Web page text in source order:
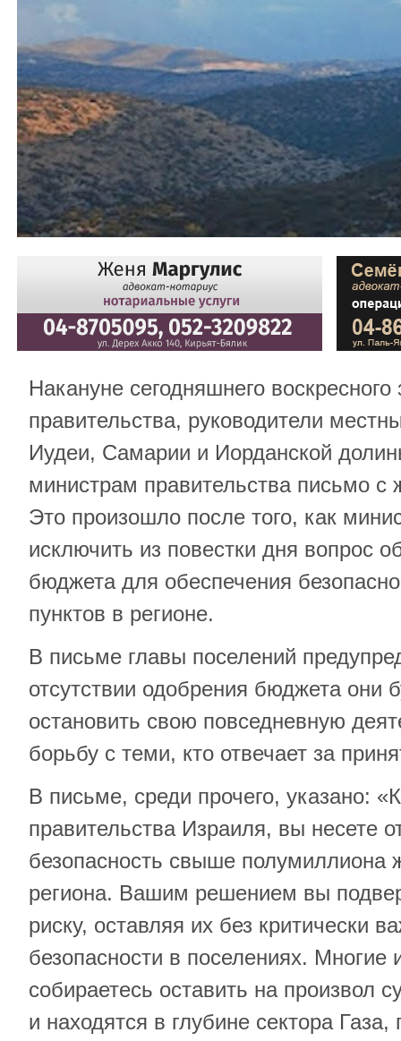
Накануне сегодняшнего воскресного
правительства, руководители
Иудеи, Самарии и Иорданской
министрам правительства письмо с
Это произошло после того, как
исключить из повестки дня вопрос
бюджета для обеспечения
пунктов в регионе.
В письме главы поселений
отсутствии одобрения бюджета они
остановить свою повседневную
борьбу с теми, кто отвечает за
В письме, среди прочего, указано:
правительства Израиля, вы несете
безопасность свыше полумиллиона
региона. Вашим решением вы
риску, оставляя их без критически
безопасности в поселениях. Многие
собираетесь оставить на произвол
и находятся в глубине сектора Газа,